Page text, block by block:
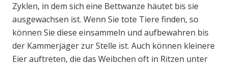
Zyklen, in dem sich eine Bettwanze häutet bis sie
ausgewachsen ist. Wenn Sie tote Tiere finden, so
können Sie diese einsammeln und aufbewahren bis
der Kammerjäger zur Stelle ist. Auch können kleinere
Eier auftreten, die das Weibchen oft in Ritzen unter